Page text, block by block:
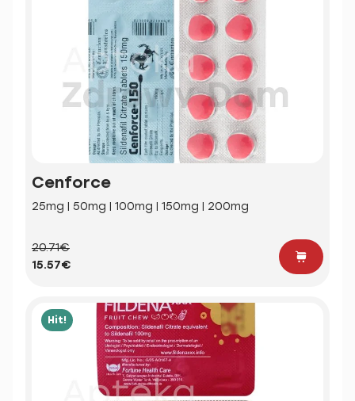
Cenforce
25mg | 50mg | 100mg | 150mg | 200mg
20.71€
15.57€
Hit!